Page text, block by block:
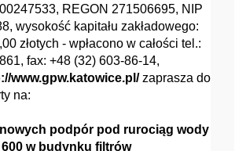
REGON 271506695, NIP
wysokość kapitału zakładowego:
złotych - wpłacono w całości tel.:
fax: +48 (32) 603-86-14,
www.gpw.katowice.pl/zaprasza do
na:
podpór pod rurociąg wody
w budynku filtrów